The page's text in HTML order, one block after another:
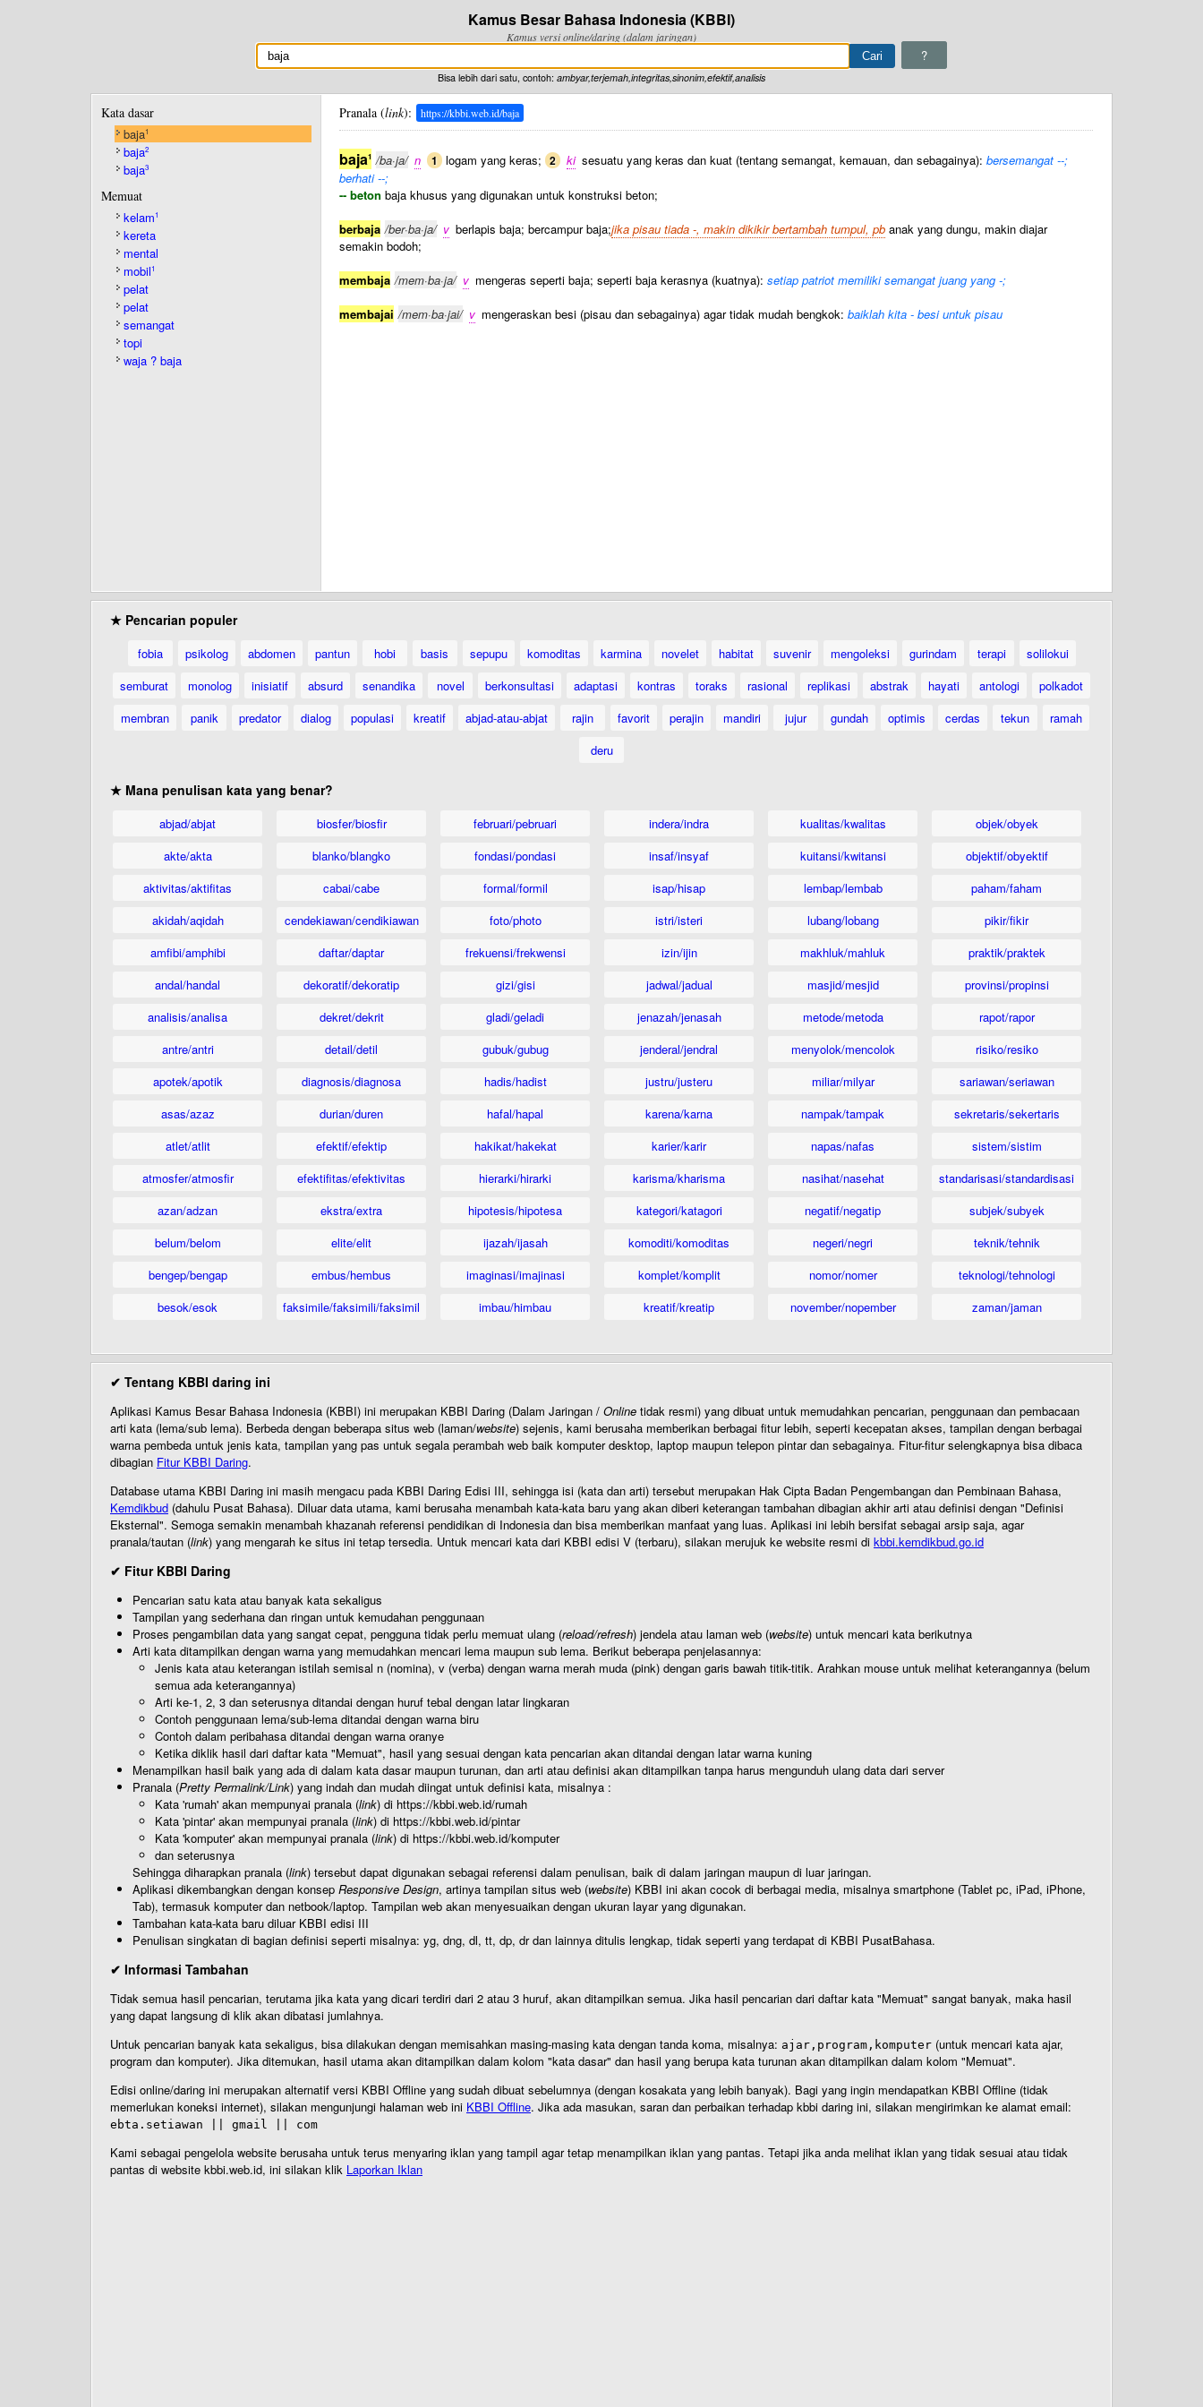
Kamus Besar Bahasa Indonesia (KBBI)
Kamus versi online/daring (dalam jaringan)
?
Bisa lebih dari satu, contoh: ambyar,terjemah,integritas,sinonim,efektif,analisis
Kata dasar
baja1
baja2
baja3
Memuat
kelam1
kereta
mental
mobil1
pelat
pelat
semangat
topi
waja ? baja
Pranala (link): https://kbbi.web.id/baja
baja1 /ba·ja/ n 1 logam yang keras; 2 ki sesuatu yang keras dan kuat (tentang semangat, kemauan, dan sebagainya): bersemangat --;
berhati --;
-- beton baja khusus yang digunakan untuk konstruksi beton;
berbaja /ber·ba·ja/ v berlapis baja; bercampur baja;jika pisau tiada -, makin dikikir bertambah tumpul, pb anak yang dungu, makin diajar
semakin bodoh;
membaja /mem·ba·ja/ v mengeras seperti baja; seperti baja kerasnya (kuatnya): setiap patriot memiliki semangat juang yang -;
membajai /mem·ba·jai/ v mengeraskan besi (pisau dan sebagainya) agar tidak mudah bengkok: baiklah kita - besi untuk pisau
★ Pencarian populer
fobia psikolog abdomen pantun hobi basis sepupu komoditas karmina novelet habitat suvenir mengoleksi gurindam terapi
solilokui
semburat
monolog inisiatif absurd senandika novel berkonsultasi adaptasi kontras toraks rasional replikasi abstrak hayati antologi
polkadot
membran
panik predator dialog populasi kreatif abjad-atau-abjat rajin favorit perajin mandiri jujur gundah optimis cerdas tekun
ramah
deru
★ Mana penulisan kata yang benar?
abjad/abjat
akte/akta
aktivitas/aktifitas
akidah/aqidah
amfibi/amphibi
andal/handal
analisis/analisa
antre/antri
apotek/apotik
asas/azaz
atlet/atlit
atmosfer/atmosfir
azan/adzan
belum/belom
bengep/bengap
besok/esok
biosfer/biosfir
blanko/blangko
cabai/cabe
cendekiawan/cendikiawan
daftar/daptar
dekoratif/dekoratip
dekret/dekrit
detail/detil
diagnosis/diagnosa
durian/duren
efektif/efektip
efektifitas/efektivitas
ekstra/extra
elite/elit
embus/hembus
faksimile/faksimili/faksimil
februari/pebruari
fondasi/pondasi
formal/formil
foto/photo
frekuensi/frekwensi
gizi/gisi
gladi/geladi
gubuk/gubug
hadis/hadist
hafal/hapal
hakikat/hakekat
hierarki/hirarki
hipotesis/hipotesa
ijazah/ijasah
imaginasi/imajinasi
imbau/himbau
indera/indra
insaf/insyaf
isap/hisap
istri/isteri
izin/ijin
jadwal/jadual
jenazah/jenasah
jenderal/jendral
justru/justeru
karena/karna
karier/karir
karisma/kharisma
kategori/katagori
komoditi/komoditas
komplet/komplit
kreatif/kreatip
kualitas/kwalitas
kuitansi/kwitansi
lembap/lembab
lubang/lobang
makhluk/mahluk
masjid/mesjid
metode/metoda
menyolok/mencolok
miliar/milyar
nampak/tampak
napas/nafas
nasihat/nasehat
negatif/negatip
negeri/negri
nomor/nomer
november/nopember
objek/obyek
objektif/obyektif
paham/faham
pikir/fikir
praktik/praktek
provinsi/propinsi
rapot/rapor
risiko/resiko
sariawan/seriawan
sekretaris/sekertaris
sistem/sistim
standarisasi/standardisasi
subjek/subyek
teknik/tehnik
teknologi/tehnologi
zaman/jaman
✔ Tentang KBBI daring ini
Aplikasi Kamus Besar Bahasa Indonesia (KBBI) ini merupakan KBBI Daring (Dalam Jaringan / Online tidak resmi) yang dibuat untuk memudahkan pencarian, penggunaan dan pembacaan
arti kata (lema/sub lema). Berbeda dengan beberapa situs web (laman/website) sejenis, kami berusaha memberikan berbagai fitur lebih, seperti kecepatan akses, tampilan dengan berbagai
warna pembeda untuk jenis kata, tampilan yang pas untuk segala perambah web baik komputer desktop, laptop maupun telepon pintar dan sebagainya. Fitur-fitur selengkapnya bisa dibaca
dibagian Fitur KBBI Daring.
Database utama KBBI Daring ini masih mengacu pada KBBI Daring Edisi III, sehingga isi (kata dan arti) tersebut merupakan Hak Cipta Badan Pengembangan dan Pembinaan Bahasa,
Kemdikbud (dahulu Pusat Bahasa). Diluar data utama, kami berusaha menambah kata-kata baru yang akan diberi keterangan tambahan dibagian akhir arti atau definisi dengan "Definisi
Eksternal". Semoga semakin menambah khazanah referensi pendidikan di Indonesia dan bisa memberikan manfaat yang luas. Aplikasi ini lebih bersifat sebagai arsip saja, agar
pranala/tautan (link) yang mengarah ke situs ini tetap tersedia. Untuk mencari kata dari KBBI edisi V (terbaru), silakan merujuk ke website resmi di kbbi.kemdikbud.go.id
✔ Fitur KBBI Daring
Pencarian satu kata atau banyak kata sekaligus
Tampilan yang sederhana dan ringan untuk kemudahan penggunaan
Proses pengambilan data yang sangat cepat, pengguna tidak perlu memuat ulang (reload/refresh) jendela atau laman web (website) untuk mencari kata berikutnya
Arti kata ditampilkan dengan warna yang memudahkan mencari lema maupun sub lema. Berikut beberapa penjelasannya:
Jenis kata atau keterangan istilah semisal n (nomina), v (verba) dengan warna merah muda (pink) dengan garis bawah titik-titik. Arahkan mouse untuk melihat keterangannya (belum
semua ada keterangannya)
Arti ke-1, 2, 3 dan seterusnya ditandai dengan huruf tebal dengan latar lingkaran
Contoh penggunaan lema/sub-lema ditandai dengan warna biru
Contoh dalam peribahasa ditandai dengan warna oranye
Ketika diklik hasil dari daftar kata "Memuat", hasil yang sesuai dengan kata pencarian akan ditandai dengan latar warna kuning
Menampilkan hasil baik yang ada di dalam kata dasar maupun turunan, dan arti atau definisi akan ditampilkan tanpa harus mengunduh ulang data dari server
Pranala (Pretty Permalink/Link) yang indah dan mudah diingat untuk definisi kata, misalnya :
Kata 'rumah' akan mempunyai pranala (link) di https://kbbi.web.id/rumah
Kata 'pintar' akan mempunyai pranala (link) di https://kbbi.web.id/pintar
Kata 'komputer' akan mempunyai pranala (link) di https://kbbi.web.id/komputer
dan seterusnya
Sehingga diharapkan pranala (link) tersebut dapat digunakan sebagai referensi dalam penulisan, baik di dalam jaringan maupun di luar jaringan.
Aplikasi dikembangkan dengan konsep Responsive Design, artinya tampilan situs web (website) KBBI ini akan cocok di berbagai media, misalnya smartphone (Tablet pc, iPad, iPhone,
Tab), termasuk komputer dan netbook/laptop. Tampilan web akan menyesuaikan dengan ukuran layar yang digunakan.
Tambahan kata-kata baru diluar KBBI edisi III
Penulisan singkatan di bagian definisi seperti misalnya: yg, dng, dl, tt, dp, dr dan lainnya ditulis lengkap, tidak seperti yang terdapat di KBBI PusatBahasa.
✔ Informasi Tambahan
Tidak semua hasil pencarian, terutama jika kata yang dicari terdiri dari 2 atau 3 huruf, akan ditampilkan semua. Jika hasil pencarian dari daftar kata "Memuat" sangat banyak, maka hasil
yang dapat langsung di klik akan dibatasi jumlahnya.
Untuk pencarian banyak kata sekaligus, bisa dilakukan dengan memisahkan masing-masing kata dengan tanda koma, misalnya: ajar,program,komputer (untuk mencari kata ajar,
program dan komputer). Jika ditemukan, hasil utama akan ditampilkan dalam kolom "kata dasar" dan hasil yang berupa kata turunan akan ditampilkan dalam kolom "Memuat".
Edisi online/daring ini merupakan alternatif versi KBBI Offline yang sudah dibuat sebelumnya (dengan kosakata yang lebih banyak). Bagi yang ingin mendapatkan KBBI Offline (tidak
memerlukan koneksi internet), silakan mengunjungi halaman web ini KBBI Offline. Jika ada masukan, saran dan perbaikan terhadap kbbi daring ini, silakan mengirimkan ke alamat email:
ebta.setiawan || gmail || com
Kami sebagai pengelola website berusaha untuk terus menyaring iklan yang tampil agar tetap menampilkan iklan yang pantas. Tetapi jika anda melihat iklan yang tidak sesuai atau tidak
pantas di website kbbi.web.id, ini silakan klik Laporkan Iklan